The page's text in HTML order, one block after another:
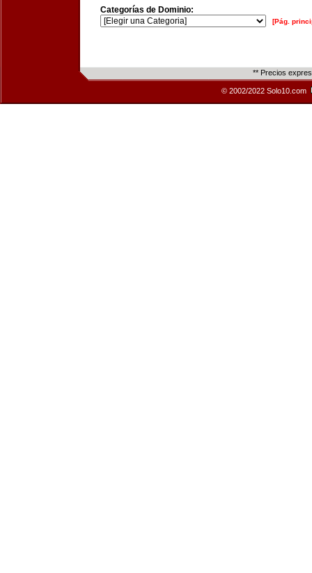
Categorías de Dominio:
[Pág.
** Precios
© 2002/2022 Solo10.com